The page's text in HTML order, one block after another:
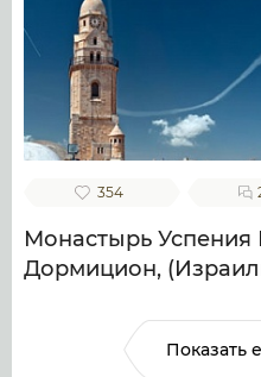
354
Монастырь
Дормицион,
Показать